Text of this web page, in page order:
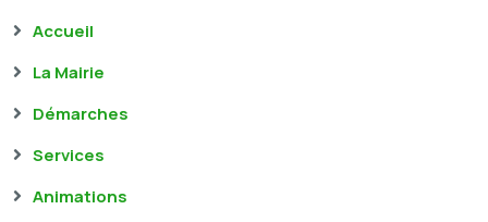
Accueil
La Mairie
Démarches
Services
Animations